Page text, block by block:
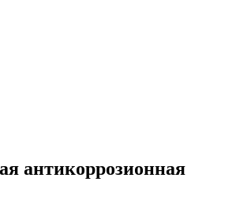
антикоррозионная